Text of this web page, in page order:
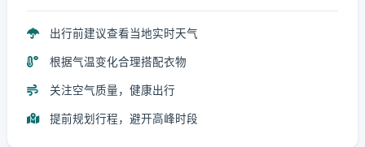
出行前建议查看当地实时天气
根据气温变化合理搭配衣物
关注空气质量，健康出行
提前规划行程，避开高峰时段